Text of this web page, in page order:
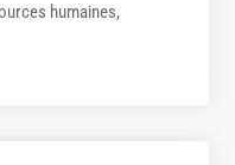
humaines,